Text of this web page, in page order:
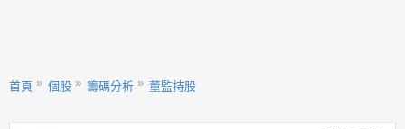
首頁 個股 籌碼分析 董監持股